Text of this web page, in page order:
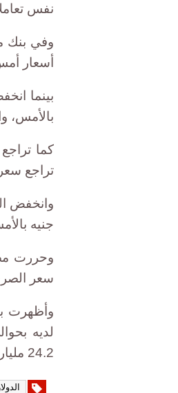
نفس
أسعار
بالأمس،
تراجع سعر الشراء
جنيه
سعر
وأظهرت
24.2 مليار دولار في نهاية ديسمبر 2016.
الدولار